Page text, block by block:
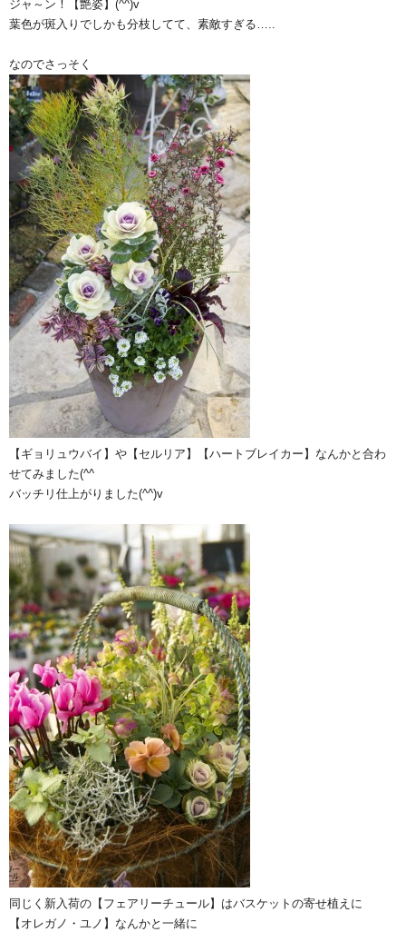
ジャ～ン！【艶姿】(^^)v
葉色が斑入りでしかも分枝してて、素敵すぎる…..
なのでさっそく
【ギョリュウバイ】や【セルリア】【ハートブレイカー】なんかと合わ
せてみました(^^ゞ
バッチリ仕上がりました(^^)v
同じく新入荷の【フェアリーチュール】はバスケットの寄せ植えに
【オレガノ・ユノ】なんかと一緒に